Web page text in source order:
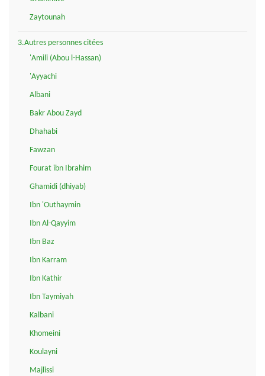
Zaytounah
3.Autres personnes citées
'Amili (Abou l-Hassan)
'Ayyachi
Albani
Bakr Abou Zayd
Dhahabi
Fawzan
Fourat ibn Ibrahim
Ghamidi (dhiyab)
Ibn 'Outhaymin
Ibn Al-Qayyim
Ibn Baz
Ibn Karram
Ibn Kathir
Ibn Taymiyah
Kalbani
Khomeini
Koulayni
Majlissi